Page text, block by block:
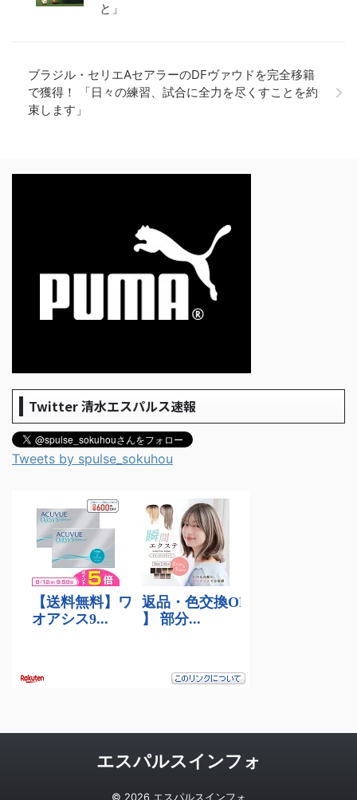
と」
ブラジル・セリエAセアラーのDFヴァウドを完全移籍
で獲得！ 「日々の練習、試合に全力を尽くすことを約
束します」
Twitter 清水エスパルス速報
Tweets by spulse_sokuhou
エスパルスインフォ
© 2026 エスパルスインフォ